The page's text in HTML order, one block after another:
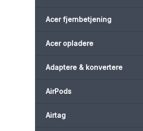
Acer fjernbetjening
Acer opladere
Adaptere & konvertere
AirPods
Airtag